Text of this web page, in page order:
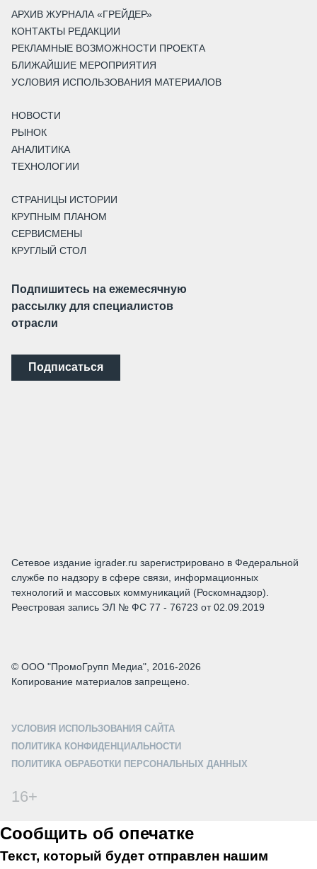
АРХИВ ЖУРНАЛА «ГРЕЙДЕР»
КОНТАКТЫ РЕДАКЦИИ
РЕКЛАМНЫЕ ВОЗМОЖНОСТИ ПРОЕКТА
БЛИЖАЙШИЕ МЕРОПРИЯТИЯ
УСЛОВИЯ ИСПОЛЬЗОВАНИЯ МАТЕРИАЛОВ
НОВОСТИ
РЫНОК
АНАЛИТИКА
ТЕХНОЛОГИИ
СТРАНИЦЫ ИСТОРИИ
КРУПНЫМ ПЛАНОМ
СЕРВИСМЕНЫ
КРУГЛЫЙ СТОЛ
Подпишитесь на ежемесячную
рассылку для специалистов
отрасли
Подписаться
Сетевое издание igrader.ru зарегистрировано в Федеральной
службе по надзору в сфере связи, информационных
технологий и массовых коммуникаций (Роскомнадзор).
Реестровая запись ЭЛ № ФС 77 - 76723 от 02.09.2019
© ООО "ПромоГрупп Медиа", 2016-2026
Копирование материалов запрещено.
УСЛОВИЯ ИСПОЛЬЗОВАНИЯ САЙТА
ПОЛИТИКА КОНФИДЕНЦИАЛЬНОСТИ
ПОЛИТИКА ОБРАБОТКИ ПЕРСОНАЛЬНЫХ ДАННЫХ
16+
Сообщить об опечатке
Текст, который будет отправлен нашим